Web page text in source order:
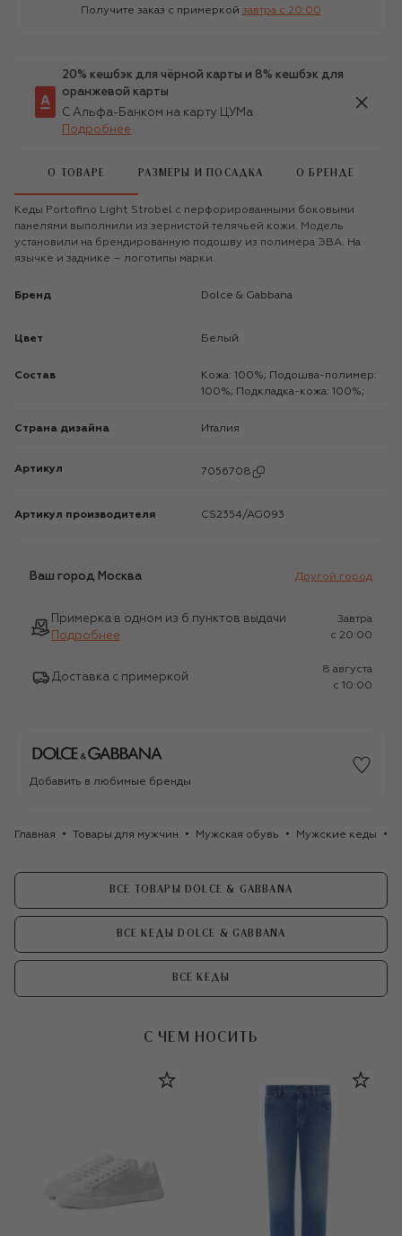
Получите заказ с примеркой завтра c 20:00
20% кешбэк для чёрной карты и 8% кешбэк для
оранжевой карты
С Альфа-Банком на карту ЦУМа
Подробнее
О ТОВАРЕ РАЗМЕРЫ И ПОСАДКА О БРЕНДЕ
Кеды Portofino Light Strobel с перфорированными боковыми
панелями выполнили из зернистой телячьей кожи. Модель
установили на брендированную подошву из полимера ЭВА. На
язычке и заднике – логотипы марки.
Бренд Dolce & Gabbana
Цвет Белый
Состав
Кожа: 100%; Подошва-полимер:
100%; Подкладка-кожа: 100%;
Страна дизайна Италия
Артикул 7056708
Артикул производителя CS2354/AG093
Ваш город Москва Другой город
Примерка в одном из 6 пунктов выдачи
Подробнее
Завтра
c 20:00
Доставка с примеркой
8 августа
c 10:00
Добавить в любимые бренды
Главная Товары для мужчин Мужская обувь Мужские кеды
ВСЕ ТОВАРЫ DOLCE & GABBANA
ВСЕ КЕДЫ DOLCE & GABBANA
ВСЕ КЕДЫ
С ЧЕМ НОСИТЬ